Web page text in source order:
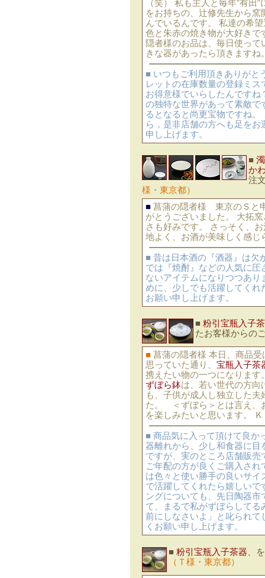
（笑） 私も主人と毎年”有田
をお持ちの、辻修先生から
んでいるんです。 私達の希
色と朱赤の焼き物が大好きで
隠者様のお品は、毎日使っ
きな器があったら頂きます
■ いつもご利用頂きありがと
レットの在庫数量の登録ミ
お得意様でいらしたんです
の独特な世界があって素敵
るとなると尚更宝物ですね
ら，是非店舗の方へも足を
申し上げます。
■
か
注
様・東京都）
■ 菖蒲の隠者様 東京のＳと
がとうございました。 大拓
さも好みです。 さっそく、
地よく、お酒が美味しく感
■ 昔は日本酒の『酒器』は欠
では『焼酎』などの人気に
ないアイテムになりつつあ
めに、少しでも活躍してく
お願い申し上げます。
■ 粉引宝瓶入子
たお客様からの
■ 菖蒲の隠者様 本日、商品受
思っていた通り、 宝瓶入子茶
携えたい物の一つになります
ずぼら鉢は、若い世代の方向
も、子供が成人し独立した
た。 ＜ずぼら＞とは言え、
を楽しみたいと思います。 Ｋ
■ 商品気に入って頂けて良か
器離れから、少し和食器に
ですが、実のところ店舗販
ご年配の方が良くご購入さ
は色々と使い勝手の良いサ
で活躍してくれたら嬉しい
ングについても、先日陶器
て、まるで私がずぼらして
前にしなさいよ」と叱られ
くお願い申し上げます。
■ 粉引宝瓶入子茶器 、
（Ｔ様・東京都）